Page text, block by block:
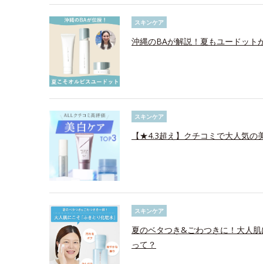
スキンケア
沖縄のBAが解説！夏もユードット
スキンケア
【★4.3超え】クチコミで大人気の
スキンケア
夏のベタつき&ごわつきに！大人
って？